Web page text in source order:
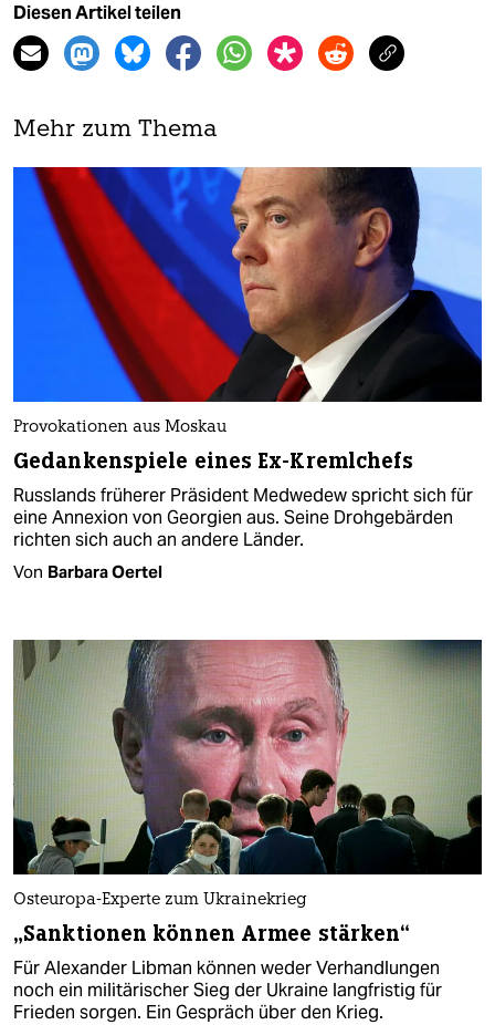
Diesen Artikel teilen
Mehr zum Thema
Provokationen aus Moskau
Gedankenspiele eines Ex-Kremlchefs
Russlands früherer Präsident Medwedew spricht sich für
eine Annexion von Georgien aus. Seine Drohgebärden
richten sich auch an andere Länder.
Von Barbara Oertel
Osteuropa-Experte zum Ukrainekrieg
„Sanktionen können Armee stärken“
Für Alexander Libman können weder Verhandlungen
noch ein militärischer Sieg der Ukraine langfristig für
Frieden sorgen. Ein Gespräch über den Krieg.